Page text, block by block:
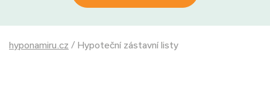
hyponamiru.cz / Hypoteční zástavní listy